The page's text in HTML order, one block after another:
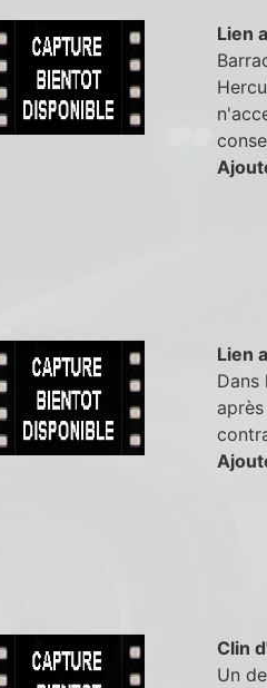
Lien
Lien
Dans
Clin
Un